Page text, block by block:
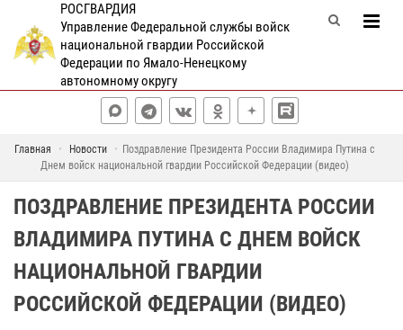
РОСГВАРДИЯ
Управление Федеральной службы войск
национальной гвардии Российской
Федерации по Ямало-Ненецкому
автономному округу
Главная Новости
Поздравление Президента России Владимира Путина с
Днем войск национальной гвардии Российской Федерации (видео)
ПОЗДРАВЛЕНИЕ ПРЕЗИДЕНТА РОССИИ
ВЛАДИМИРА ПУТИНА С ДНЕМ ВОЙСК
НАЦИОНАЛЬНОЙ ГВАРДИИ
РОССИЙСКОЙ ФЕДЕРАЦИИ (ВИДЕО)